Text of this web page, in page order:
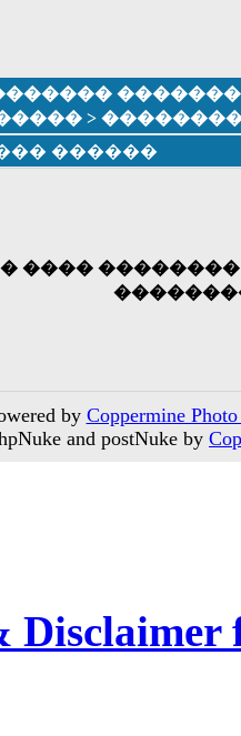
��������
>
������
����
by Coppermine
and postNuke by
Disclaimer